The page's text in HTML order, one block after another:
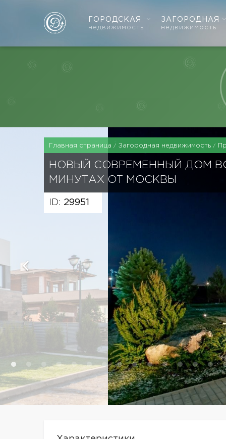
ГОРОДСКАЯ
недвижимость
ЗАГОРОДНАЯ
недвижимость
Главная страница Загородная недвижимость
НОВЫЙ СОВРЕМЕННЫЙ ДОМ
МИНУТАХ ОТ МОСКВЫ
ID: 29951